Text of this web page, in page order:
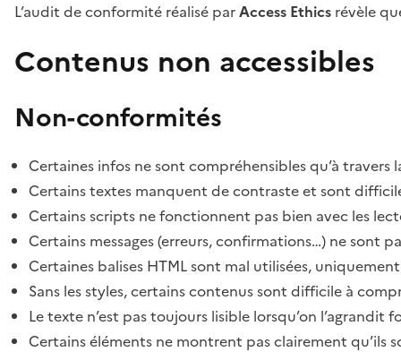
L’audit de conformité réalisé parAccess Ethics révèle
Contenus non accessibles
Non-conformités
Certaines infos ne sont compréhensibles qu’à travers
Certains textes manquent de contraste et sont
Certains scripts ne fonctionnent pas bien avec les
Certains messages (erreurs, confirmations…) ne sont
Certaines balises HTML sont mal utilisées,
Sans les styles, certains contenus sont difficile à
Le texte n’est pas toujours lisible lorsqu’on l’agrandit
Certains éléments ne montrent pas clairement qu’ils